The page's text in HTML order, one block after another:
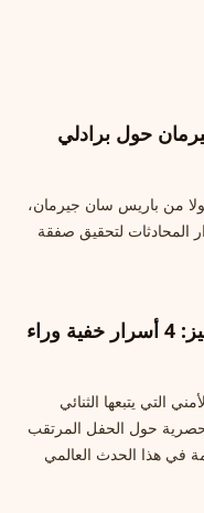
حول برادلي
من باريس سان جيرمان،
المحادثات لتحقيق صفقة
كريستيانو رونالدو وجورجينا رودريغيز: 4 أسرار خفية وراء
التي يتبعها الثنائي
حول الحفل المرتقب
في هذا الحدث العالمي